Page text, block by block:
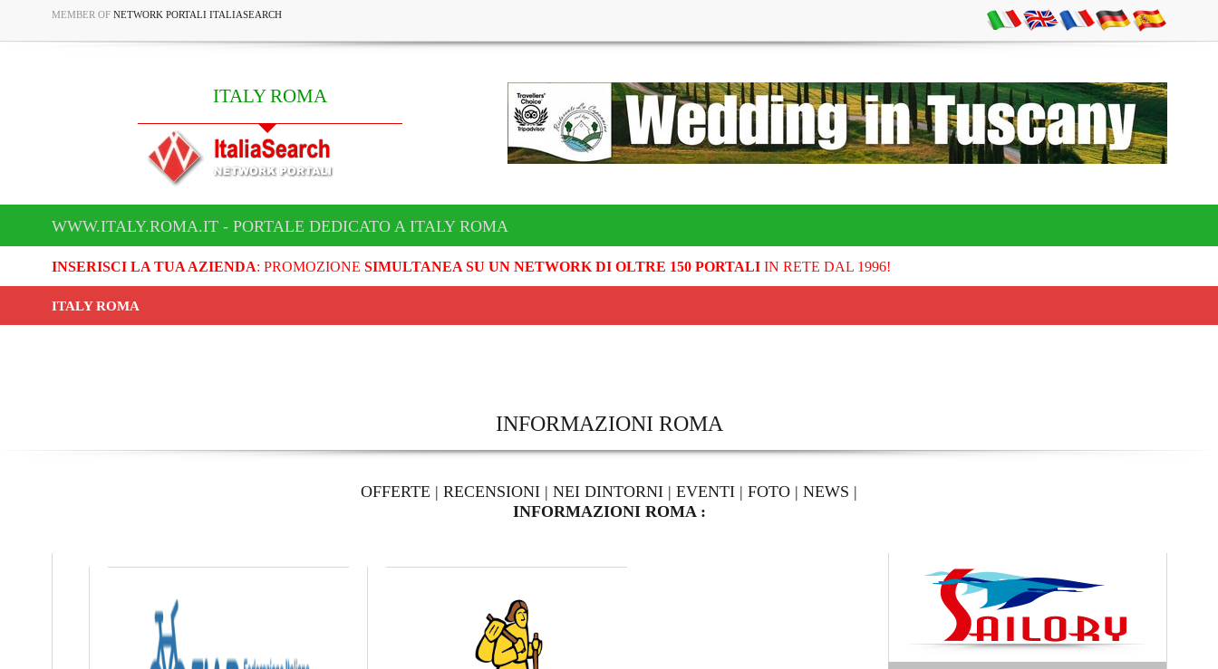
MEMBER OF NETWORK PORTALI ITALIASEARCH
ITALY ROMA
WWW.ITALY.ROMA.IT - PORTALE DEDICATO A ITALY ROMA
INSERISCI LA TUA AZIENDA: PROMOZIONE SIMULTANEA SU UN NETWORK DI OLTRE 150 PORTALIIN RETE DAL 1996!
ITALY ROMA
INFORMAZIONI ROMA
OFFERTE | RECENSIONI | NEI DINTORNI | EVENTI | FOTO | NEWS |
INFORMAZIONI ROMA :